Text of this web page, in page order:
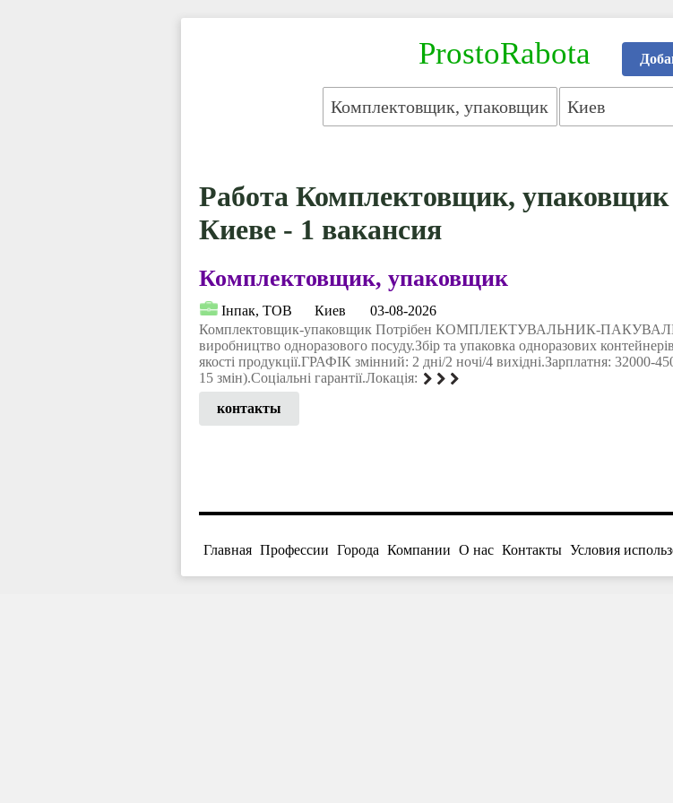
ProstoRabota
Работа Комплектовщик,
Киеве - 1 вакансия
Комплектовщик, упаковщик
Інпак, ТОВ Киев
03-08-2026
Комплектовщик-упаковщик Потрібен КОМПЛЕКТУВАЛЬНИК-
виробництво одноразового посуду.Збір та упаковка одноразових
якості продукції.ГРАФІК змінний: 2 дні/2 ночі/4 вихідні.Зарплатня: 32000-
15 змін).Соціальні гарантії.Локація:
контакты
Главная Профессии Города Компании О нас Контакты Условия